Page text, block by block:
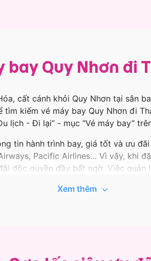
bay Quy Nhơn đi
cất cánh khỏi Quy Nhơn tại sân
tìm kiếm vé máy bay Quy Nhơn đi
lịch - Đi lại” - mục “Vé máy bay”
tin hành trình bay, giá tốt và ưu
Pacific Airlines… Vì vậy, khi
độc quyền đầy bất ngờ. Việc quản
Xem thêm